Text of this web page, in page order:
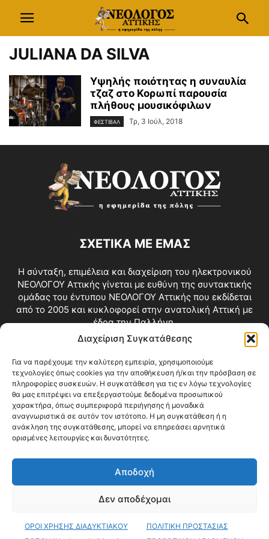
Διαχείριση Συγκατάθεσης
Για να παρέχουμε την καλύτερη εμπειρία, χρησιμοποιούμε
τεχνολογίες όπως cookies για την αποθήκευση ή/και την πρόσβαση σε
πληροφορίες συσκευών. Η συγκατάθεση για τις εν λόγω τεχνολογίες
θα μας επιτρέψει να επεξεργαστούμε δεδομένα προσωπικού
χαρακτήρα, όπως συμπεριφορά περιήγησης ή μοναδικά
αναγνωριστικά σε αυτόν τον ιστότοπο. Η μη συγκατάθεση ή η
ανάκληση της συγκατάθεσης, μπορεί να επηρεάσει αρνητικά
ορισμένες λειτουργίες και δυνατότητες.
Αποδοχή
Δεν αποδέχομαι
ΟΡΟΙ ΧΡΗΣΗΣ ΔΙΑΔΥΚΤΙΑΚΟΥ
ΠΟΛΙΤΙΚΗ ΠΡΟΣΤΑΣΙΑΣ
JULIANA DA SILVA
Υψηλής ποιότητας η συναυλία
τζαζ στο Κορωπί παρουσία
πλήθους μουσικόφιλων
ΦΕΣΤΙΒΑΛ Τρ, 3 Ιούλ, 2018
ΣΧΕΤΙΚΑ ΜΕ ΕΜΑΣ
Η σύνταξη, επιμέλεια και διαχείριση του ηλεκτρονικού
ΝΕΟΛΟΓΟΥ Αττικής γίνεται με ευθύνη της συντακτικής
ομάδας του έντυπου ΝΕΟΛΟΓΟΥ Αττικής που εκδίδεται
από το 2005 και κυκλοφορεί στην ανατολική Αττική με
έδρα την Παλλήνη.
Επικοινωνία:info@neologosattikis.gr
ΑΚΟΛΟΥΘΗΣΕ ΜΑΣ
Videos Όροι Χρήσης
© Copyright 2026 ΝΕΟΛΟΓΟΣ ΑΤΤΙΚΗΣ • All Rights Reserved •